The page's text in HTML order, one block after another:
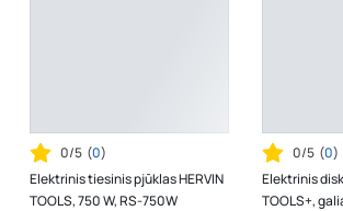
0/5 (0)
Elektrinis tiesinis pjūklas HERVIN
TOOLS, 750 W, RS-750W
0/5 (0)
Elektrinis
TOOLS+,